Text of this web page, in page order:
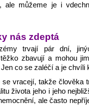
ale můžeme je i
nás zdeptá
trvají pár dní,
zbavují a mohou
Jen co se zaléčí a je chvíli
se vracejí, takže člověka
života jeho i jeho
ale často